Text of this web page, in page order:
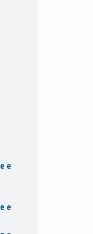
e
e